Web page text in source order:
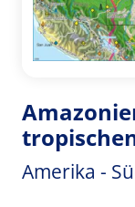
Amerika -